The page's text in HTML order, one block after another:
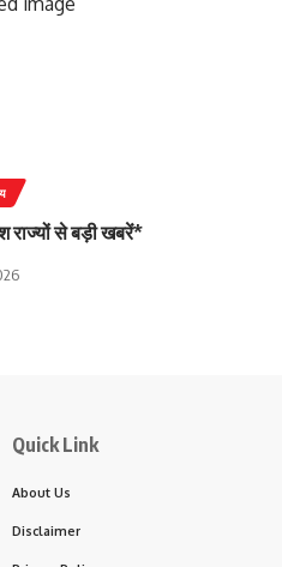
राज्यों से बड़ी खबरें*
Quick Link
About Us
Disclaimer